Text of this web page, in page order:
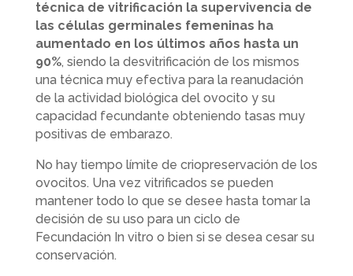
técnica de vitrificación la supervivencia de
las células germinales femeninas ha
aumentado en los últimos años hasta un
90%, siendo la desvitrificación de los mismos
una técnica muy efectiva para la reanudación
de la actividad biológica del ovocito y su
capacidad fecundante obteniendo tasas muy
positivas de embarazo.
No hay tiempo límite de criopreservación de los
ovocitos. Una vez vitrificados se pueden
mantener todo lo que se desee hasta tomar la
decisión de su uso para un ciclo de
Fecundación In vitro o bien si se desea cesar su
conservación.